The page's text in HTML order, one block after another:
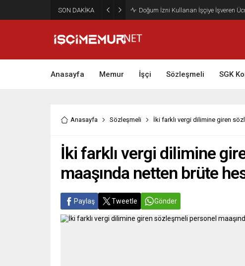
SON DAKİKA Maktu Mesai Ödemesinde Heyet
Anasayfa Memur İşçi Sözleşmeli SGK
Anasayfa Sözleşmeli İki farklı vergi dilimine giren
İki farklı vergi dilimine
maaşında netten brüte
Paylaş Tweetle Gönder